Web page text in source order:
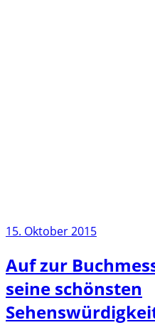
15. Oktober 2015
Auf zur
seine schönsten